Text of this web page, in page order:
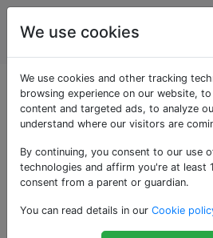
& Code Golf
Drucken Sie
gewellte
für Zeile
We use cookies
We use cookies and other tracking
browsing experience on our website,
content and targeted ads, to analyze
understand where our visitors are
By continuing, you consent to our use
technologies and affirm you're at least
consent from a parent or guardian.
You can read details in our Cookie